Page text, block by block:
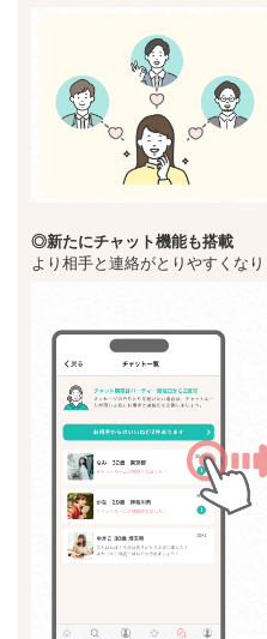
◎新たにチャット機能も搭載
より相手と連絡がとりやすくな